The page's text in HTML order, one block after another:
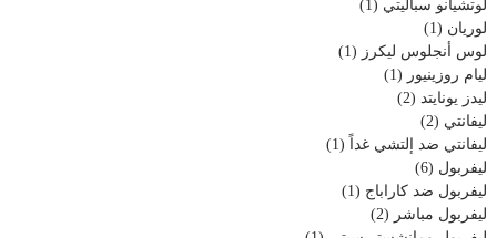
لوتشيانو سباليتي (1)
لوريان (1)
لوس أنجلوس ليكرز (1)
ليام روزينيور (1)
ليدز يونايتد (2)
ليفانتي (2)
ليفانتي ضد إلتشي غداً (1)
ليفربول (6)
ليفربول ضد كاراباج (1)
ليفربول مباشر (2)